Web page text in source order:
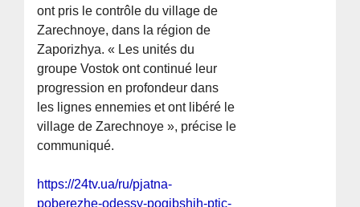
ont pris le contrôle du village de
Zarechnoye, dans la région de
Zaporizhya. « Les unités du
groupe Vostok ont continué leur
progression en profondeur dans
les lignes ennemies et ont libéré le
village de Zarechnoye », précise le
communiqué.
https://24tv.ua/ru/pjatna-
poberezhe-odessy-pogibshih-ptic-